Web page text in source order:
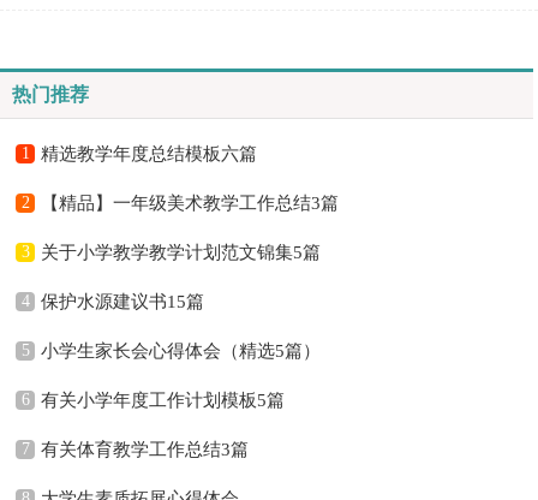
热门推荐
1 精选教学年度总结模板六篇
2 【精品】一年级美术教学工作总结3篇
3 关于小学教学教学计划范文锦集5篇
4 保护水源建议书15篇
5 小学生家长会心得体会（精选5篇）
6 有关小学年度工作计划模板5篇
7 有关体育教学工作总结3篇